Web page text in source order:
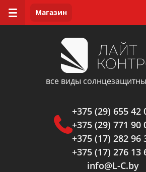
все виды
+375 (29) 655 42
+375 (29) 771 90
+375 (17) 282 96
+375 (17) 276 13
info@L-C.by